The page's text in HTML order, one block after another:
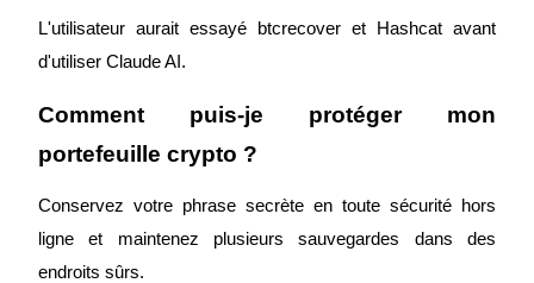
BTC Welcome Rewards
L'utilisateur aurait essayé btcrecover et Hashcat avant
d'utiliser Claude AI.
Comment puis-je protéger mon
portefeuille crypto ?
Conservez votre phrase secrète en toute sécurité hors
ligne et maintenez plusieurs sauvegardes dans des
endroits sûrs.